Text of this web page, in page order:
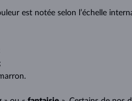
est notée selon l’échelle